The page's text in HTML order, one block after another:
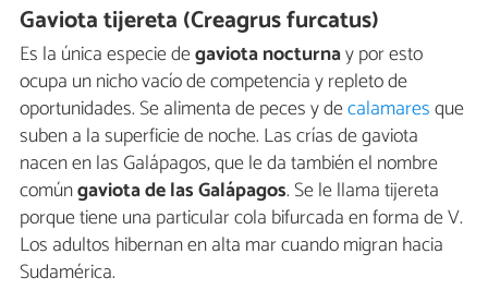
Gaviota tijereta (Creagrus furcatus)
Es la única especie degaviota nocturnay por esto
ocupa un nicho vacío de competencia y repleto de
oportunidades. Se alimenta de peces y decalamaresque
suben a la superficie de noche. Las crías de gaviota
nacen en las Galápagos, que le da también el nombre
comúngaviota de las Galápagos. Se le llama tijereta
porque tiene una particular cola bifurcada en forma de V.
Los adultos hibernan en alta mar cuando migran hacia
Sudamérica.